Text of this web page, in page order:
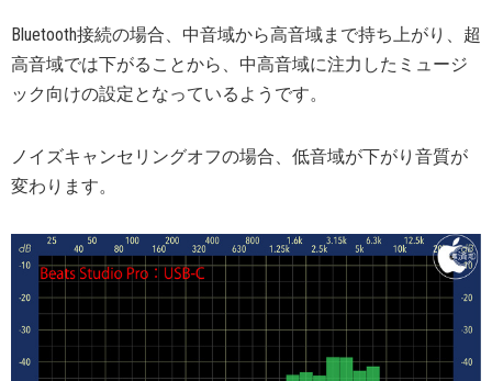
Bluetooth接続の場合、中音域から高音域まで持ち上がり、超
高音域では下がることから、中高音域に注力したミュージ
ック向けの設定となっているようです。
ノイズキャンセリングオフの場合、低音域が下がり音質が
変わります。